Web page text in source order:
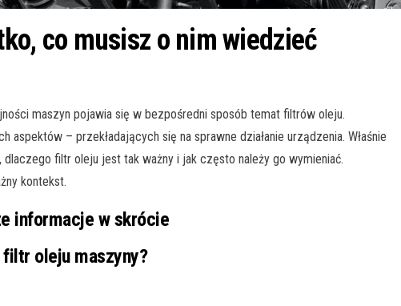
co musisz o nim wiedzieć
maszyn pojawia się w bezpośredni sposób temat filtrów oleju.
– przekładających się na sprawne działanie urządzenia. Właśnie
dlaczego filtr oleju jest tak ważny i jak często należy go wymieniać.
kontekst.
informacje w skrócie
oleju maszyny?